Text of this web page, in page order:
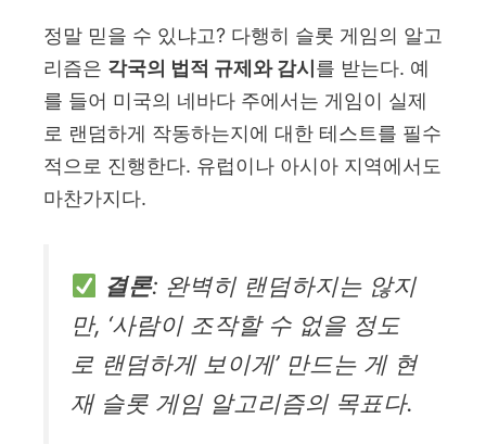
정말 믿을 수 있냐고? 다행히 슬롯 게임의 알고
리즘은 각국의 법적 규제와 감시 를 받는다. 예
를 들어 미국의 네바다 주에서는 게임이 실제
로 랜덤하게 작동하는지에 대한 테스트를 필수
적으로 진행한다. 유럽이나 아시아 지역에서도
마찬가지다.
결론: 완벽히 랜덤하지는 않지
만, ‘사람이 조작할 수 없을 정도
로 랜덤하게 보이게’ 만드는 게 현
재 슬롯 게임 알고리즘의 목표다.